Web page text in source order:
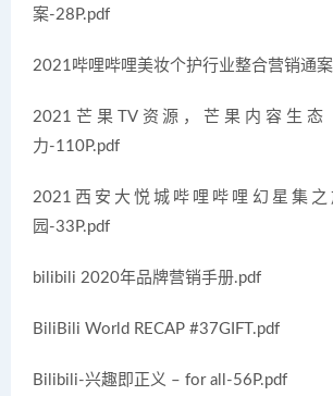
案-28P.pdf
2021哔哩哔哩美妆个护行业整合营销通
2021芒果TV资源，芒果内容生态
力-110P.pdf
2021西安大悦城哔哩哔哩幻星集
园-33P.pdf
bilibili 2020年品牌营销手册.pdf
BiliBili World RECAP #37GIFT.pdf
Bilibili-兴趣即正义 – for all-56P.pdf